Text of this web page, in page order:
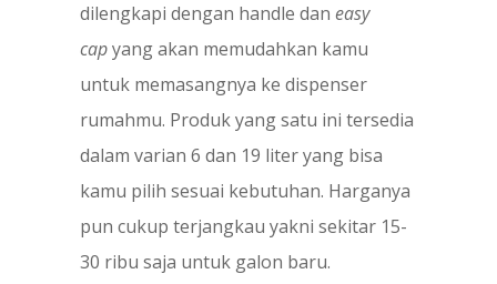
dilengkapi dengan handle dan easy
capyang akan memudahkan kamu
untuk memasangnya ke dispenser
rumahmu. Produk yang satu ini tersedia
dalam varian 6 dan 19 liter yang bisa
kamu pilih sesuai kebutuhan. Harganya
pun cukup terjangkau yakni sekitar 15-
30 ribu saja untuk galon baru.